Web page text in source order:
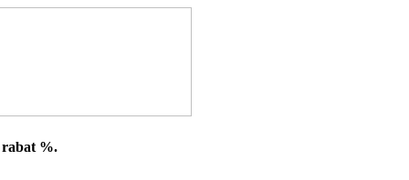
rabat %.